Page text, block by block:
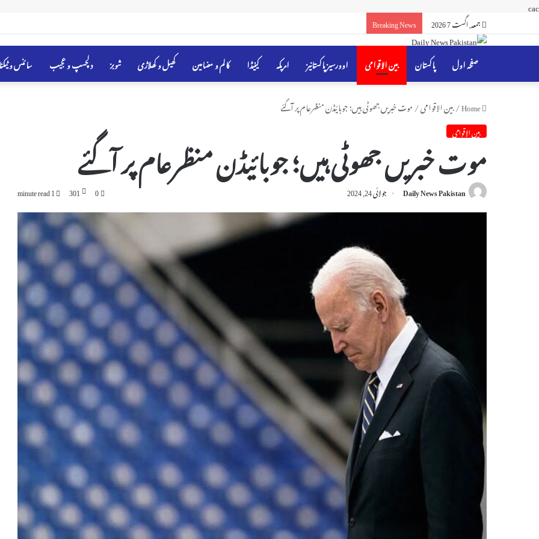
cac
جمعہ, اگست 7 2026 Breaking News
صفحہ اول پاکستان بین الاقوامی اوورسیز پاکستانیز امریکہ کینیڈا کالم و مضامین کھیل و کھلاڑی شوبز دلچسپ و عجیب سائنس و
/بین الاقوامی/موت خبریں جھوٹی ہیں؛ جوبائیڈن منظرعام پر آگئے
بین الاقوامی
موت خبریں جھوٹی ہیں؛ جوبائیڈن منظرعام پر آگئے
Daily News Pakistan جولائی 24, 2024 0
301